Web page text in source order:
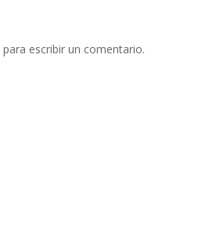
para escribir un comentario.